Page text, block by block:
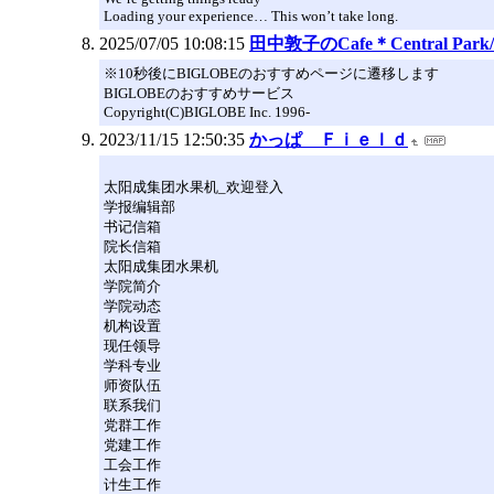
Loading your experience… This won’t take long.
2025/07/05 10:08:15 田中敦子のCafe＊Central
※10秒後にBIGLOBEのおすすめページに遷移します
BIGLOBEのおすすめサービス
Copyright(C)BIGLOBE Inc. 1996-
2023/11/15 12:50:35 かっぱ Ｆｉｅｌｄ
太阳成集团水果机_欢迎登入
学报编辑部
书记信箱
院长信箱
太阳成集团水果机
学院简介
学院动态
机构设置
现任领导
学科专业
师资队伍
联系我们
党群工作
党建工作
工会工作
计生工作